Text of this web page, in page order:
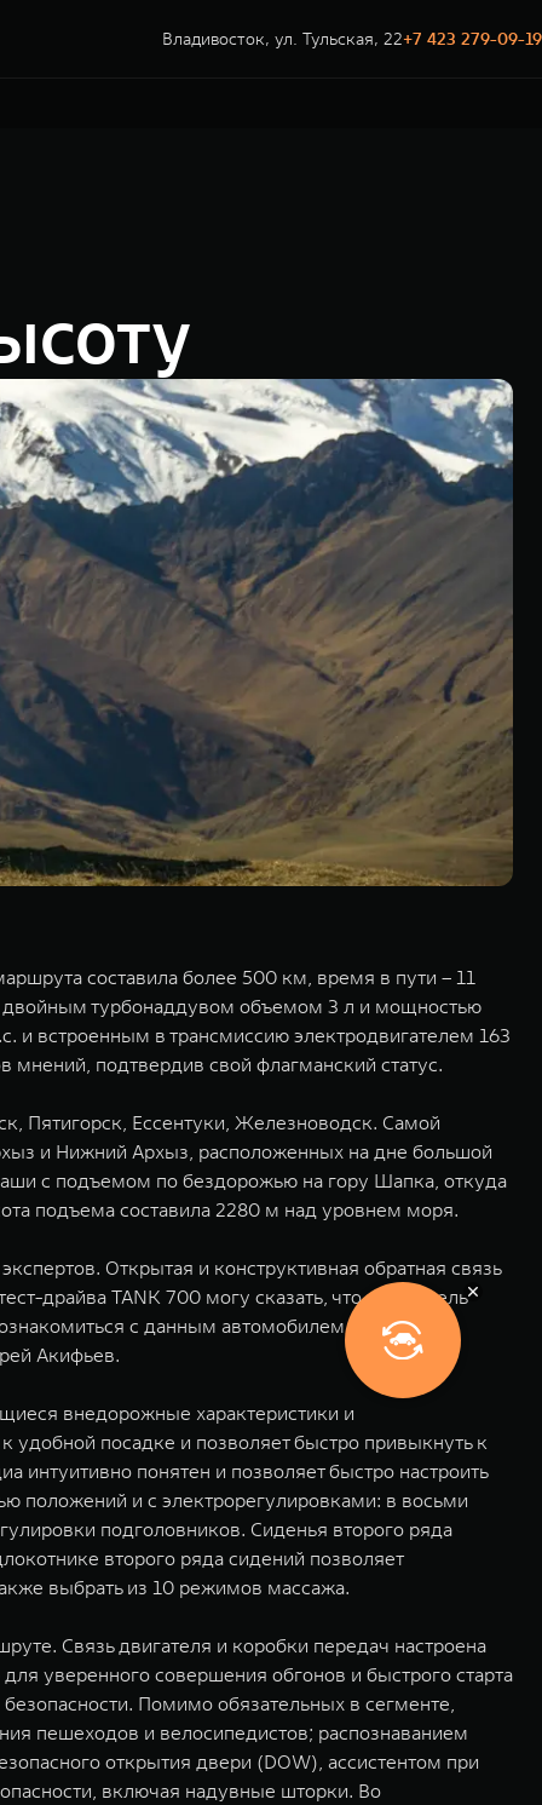
Владивосток, ул. Тульская, 22+7 423 279-09-19
составила более 500 км, время в пути – 11
двойным турбонаддувом объемом 3 л и мощностью
встроенным в трансмиссию электродвигателем 163
мнений, подтвердив свой флагманский статус.
Пятигорск, Ессентуки, Железноводск. Самой
и Нижний Архыз, расположенных на дне большой
с подъемом по бездорожью на гору Шапка, откуда
подъема составила 2280 м над уровнем моря.
Открытая и конструктивная обратная связь
драйва TANK 700 могу сказать, что эта модель
с данным автомобилем лично в
Акифьев.
внедорожные характеристики и
удобной посадке и позволяет быстро привыкнуть к
интуитивно понятен и позволяет быстро настроить
положений и с электрорегулировками: в восьми
подголовников. Сиденья второго ряда
второго ряда сидений позволяет
выбрать из 10 режимов массажа.
Связь двигателя и коробки передач настроена
уверенного совершения обгонов и быстрого старта
Помимо обязательных в сегменте,
пешеходов и велосипедистов; распознаванием
открытия двери (DOW), ассистентом при
включая надувные шторки. Во